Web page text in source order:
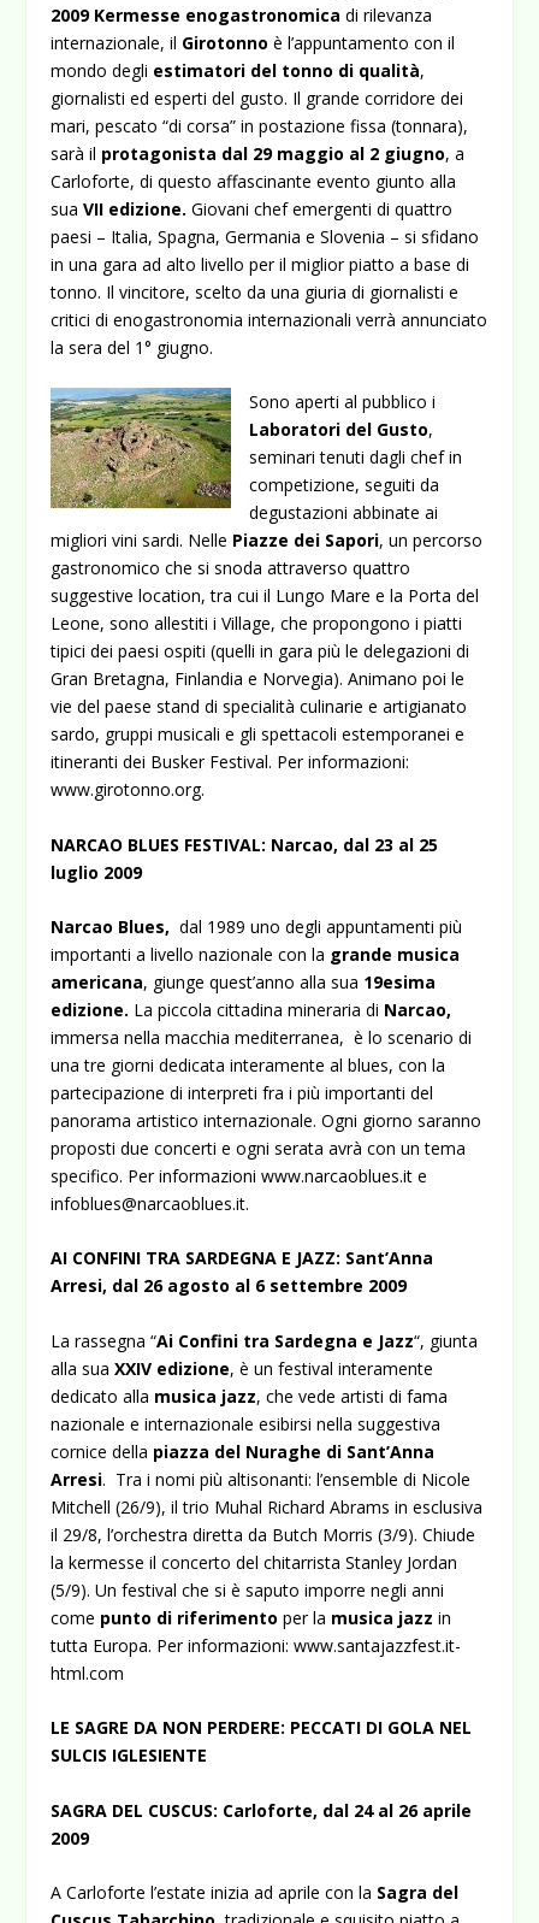
2009 Kermesse enogastronomica di rilevanza
internazionale, il Girotonno è l’appuntamento con il
mondo degli estimatori del tonno di qualità,
giornalisti ed esperti del gusto. Il grande corridore dei
mari, pescato “di corsa” in postazione fissa (tonnara),
sarà il protagonista dal 29 maggio al 2 giugno, a
Carloforte, di questo affascinante evento giunto alla
suaVII edizione.Giovani chef emergenti di quattro
paesi – Italia, Spagna, Germania e Slovenia – si sfidano
in una gara ad alto livello per il miglior piatto a base di
tonno. Il vincitore, scelto da una giuria di giornalisti e
critici di enogastronomia internazionali verrà annunciato
la sera del 1° giugno.
Sono aperti al pubblico i
Laboratori del Gusto,
seminari tenuti dagli chef in
competizione, seguiti da
degustazioni abbinate ai
migliori vini sardi. Nelle Piazze dei Sapori, un percorso
gastronomico che si snoda attraverso quattro
suggestive location, tra cui il Lungo Mare e la Porta del
Leone, sono allestiti i Village, che propongono i piatti
tipici dei paesi ospiti (quelli in gara più le delegazioni di
Gran Bretagna, Finlandia e Norvegia). Animano poi le
vie del paese stand di specialità culinarie e artigianato
sardo, gruppi musicali e gli spettacoli estemporanei e
itineranti dei Busker Festival. Per informazioni:
www.girotonno.org.
NARCAO BLUES FESTIVAL: Narcao, dal 23 al 25
luglio 2009
Narcao Blues,dal 1989 uno degli appuntamenti più
importanti a livello nazionale con la grande musica
americana, giunge quest’anno alla sua 19esima
edizione. La piccola cittadina mineraria di Narcao,
immersa nella macchia mediterranea, è lo scenario di
una tre giorni dedicata interamente al blues, con la
partecipazione di interpreti fra i più importanti del
panorama artistico internazionale. Ogni giorno saranno
proposti due concerti e ogni serata avrà con un tema
specifico. Per informazioniwww.narcaoblues.it e
infoblues@narcaoblues.it.
AI CONFINI TRA SARDEGNA E JAZZ: Sant’Anna
Arresi, dal 26 agosto al 6 settembre 2009
La rassegna “Ai Confini tra Sardegna e Jazz“, giunta
alla sua XXIV edizione, è un festival interamente
dedicato alla musica jazz, che vede artisti di fama
nazionale e internazionale esibirsi nella suggestiva
cornice della piazza del Nuraghe di Sant’Anna
Arresi. Tra i nomi più altisonanti: l’ensemble di Nicole
Mitchell (26/9), il trio Muhal Richard Abrams in esclusiva
il 29/8, l’orchestra diretta da Butch Morris (3/9). Chiude
la kermesse il concerto del chitarrista Stanley Jordan
(5/9). Un festival che si è saputo imporre negli anni
come punto di riferimento per la musica jazz in
tutta Europa. Per informazioni:www.santajazzfest.it-
html.com
LE SAGRE DA NON PERDERE: PECCATI DI GOLA NEL
SULCIS IGLESIENTE
SAGRA DEL CUSCUS: Carloforte, dal 24 al 26 aprile
2009
A Carloforte l’estate inizia ad aprile con la Sagra del